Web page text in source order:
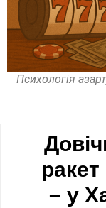
Психологія
– у